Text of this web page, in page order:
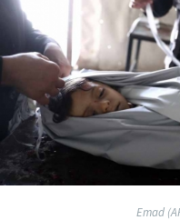
Emad